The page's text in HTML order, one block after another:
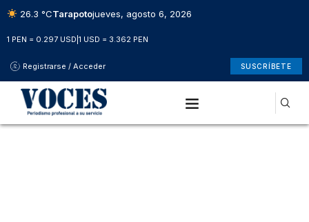
26.3 °CTarapotojueves, agosto 6, 2026
1 PEN = 0.297 USD 1 USD = 3.362 PEN
Registrarse / Acceder SUSCRÍBETE